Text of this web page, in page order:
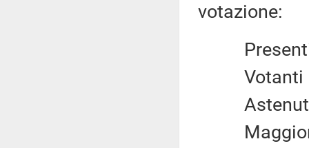
votazione: